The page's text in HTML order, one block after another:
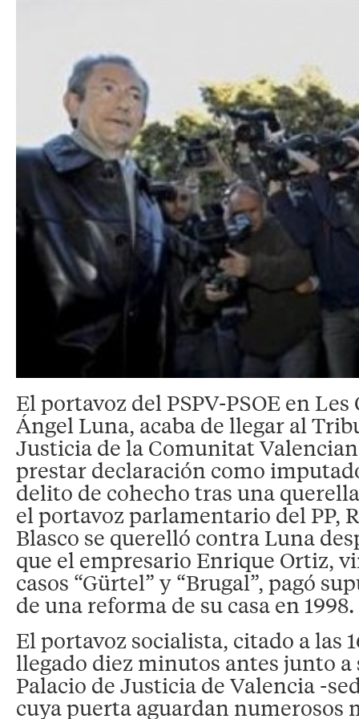
El portavoz del PSPV-PSOE en
Ángel Luna, acaba de llegar al
Justicia de la Comunitat
prestar declaración como
delito de cohecho tras una
el portavoz parlamentario del PP,
Blasco se querelló contra Luna
que el empresario Enrique Ortiz,
casos “Gürtel” y “Brugal”, pagó
de una reforma de su casa en 1998.
El portavoz socialista, citado a las
llegado diez minutos antes junto a
Palacio de Justicia de Valencia -
cuya puerta aguardan numerosos